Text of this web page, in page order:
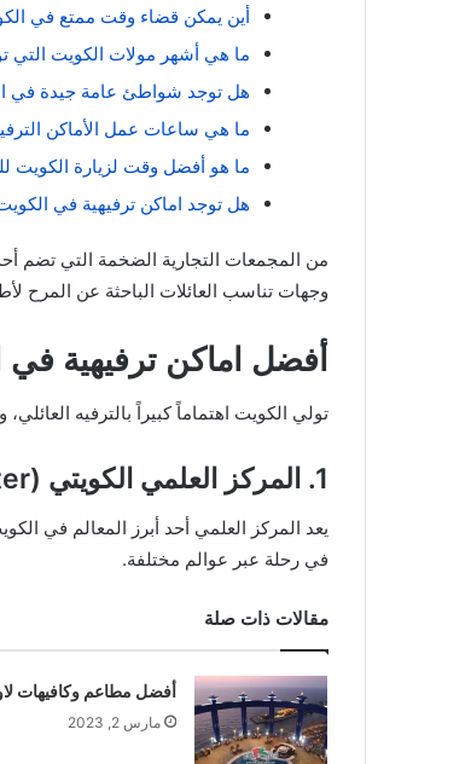
أين يمكن قضاء وقت ممتع في
ما هي أشهر مولات الكويت التي
هل توجد شواطئ عامة جيدة في
ما هي ساعات عمل الأماكن
ما هو أفضل وقت لزيارة الكويت
هل توجد اماكن ترفيهية في
من المجمعات التجارية الضخمة التي تضم
وجهات تناسب العائلات الباحثة عن المرح
أفضل اماكن ترفيهية في
تولي الكويت اهتماماً كبيراً بالترفيه
1. المركز العلمي الكويتي (The Scientific Center)
يعد المركز العلمي أحد أبرز المعالم في
في رحلة عبر عوالم مختلفة.
مقالات ذات صلة
أفضل مطاعم وكافيهات
مارس 2, 2023